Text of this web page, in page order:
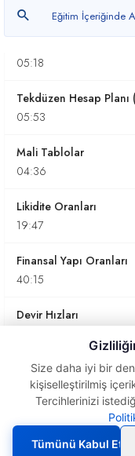
05:18
05:18
Tekdüzen Hesap Planı
05:53
Mali Tablolar
04:36
Likidite Oranları
19:47
Finansal Yapı Oranları
40:15
Devir Hızları
PD-DD Oranı
13:11
Nakit Akış Tablosu
09:27
Planı (UVYK)
Size daha iyi bir
kişiselleştirilmiş
Tercihlerinizi
Tümünü Kabul Et